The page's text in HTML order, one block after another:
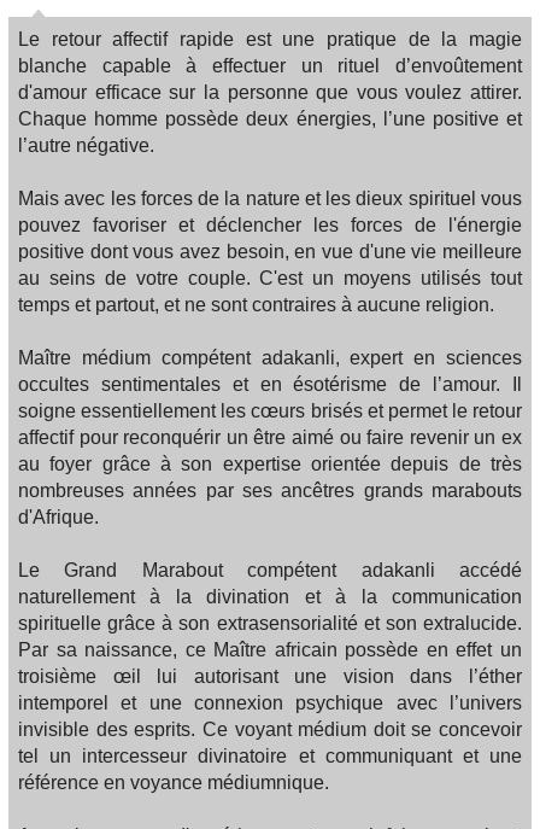
Le retour affectif rapide est une pratique de la magie
blanche capable à effectuer un rituel d’envoûtement
d'amour efficace sur la personne que vous voulez attirer.
Chaque homme possède deux énergies, l’une positive et
l’autre négative.
Mais avec les forces de la nature et les dieux spirituel vous
pouvez favoriser et déclencher les forces de l'énergie
positive dont vous avez besoin, en vue d'une vie meilleure
au seins de votre couple. C'est un moyens utilisés tout
temps et partout, et ne sont contraires à aucune religion.
Maître médium compétent adakanli, expert en sciences
occultes sentimentales et en ésotérisme de l’amour. Il
soigne essentiellement les cœurs brisés et permet le retour
affectif pour reconquérir un être aimé ou faire revenir un ex
au foyer grâce à son expertise orientée depuis de très
nombreuses années par ses ancêtres grands marabouts
d'Afrique.
Le Grand Marabout compétent adakanli accédé
naturellement à la divination et à la communication
spirituelle grâce à son extrasensorialité et son extralucide.
Par sa naissance, ce Maître africain possède en effet un
troisième œil lui autorisant une vision dans l’éther
intemporel et une connexion psychique avec l’univers
invisible des esprits. Ce voyant médium doit se concevoir
tel un intercesseur divinatoire et communiquant et une
référence en voyance médiumnique.